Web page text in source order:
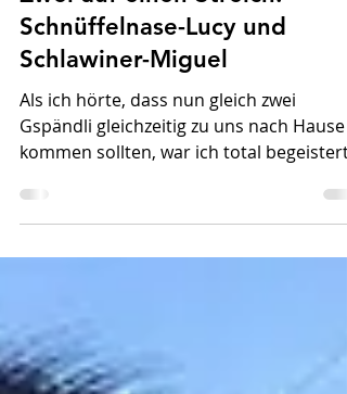
Zwei auf einen Streich:
Schnüffelnase-Lucy und
Schlawiner-Miguel
Als ich hörte, dass nun gleich zwei
Ein Mädchen und ein...